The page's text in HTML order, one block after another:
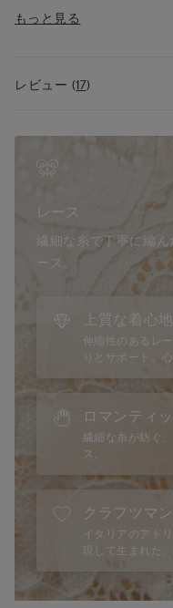
ュラルな胸を演出する「
レースコレクション。
通年のベーシックカラー
ブラ、ショーツ、トップ
コレクションです。
◆Elenaとは？
Intimissimiを代表するベ
ハーフパッドがナチュラ
定力のあるワイヤーがバ
ブラレットタイプなので
惑のフローラルデザイン
・ファッションアイテム
ラレットタイプ
・バストをナチュラルに
・体に心地よくフィット
◆仕様
・ワイヤー：あり
・ストラップ：あり（長
◆サイズに関して
サイズ感が異なる場合が
詳しくはサイズガイドを
※モデル身長175cm、75B
◆着こなし方
・アンダーウェアとして
テムとしてジャケットや
トップスからストラップ
すめ。
◆おそろいのショーツ
・フルバック：SI1294P
もっと見る
レビュー (17)
レース
繊細な糸で丁寧に編
ース。
上質な着心
伸縮性のあるレ
りとサポート。
ロマンティ
繊細な糸が紡ぐ
ス。
クラフツマ
イタリアのアト
現して生まれた